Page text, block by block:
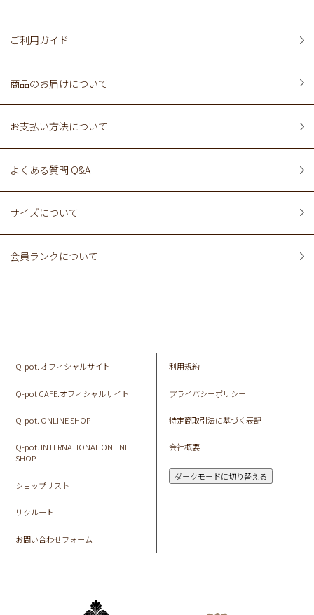
ご利用ガイド
商品のお届けについて
お支払い方法について
よくある質問 Q&A
サイズについて
会員ランクについて
Q-pot. オフィシャルサイト
Q-pot CAFE.オフィシャルサイト
Q-pot. ONLINE SHOP
Q-pot. INTERNATIONAL ONLINE
SHOP
ショップリスト
リクルート
お問い合わせフォーム
利用規約
プライバシーポリシー
特定商取引法に基づく表記
会社概要
ダークモードに切り替える